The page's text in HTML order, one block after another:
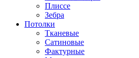
Плиссе
Зебра
Потолки
Тканевые
Сатиновые
Фактурные